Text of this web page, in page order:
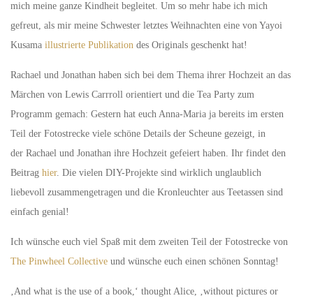
mich meine ganze Kindheit begleitet. Um so mehr habe ich mich
gefreut, als mir meine Schwester letztes Weihnachten eine von Yayoi
Kusama illustrierte Publikation des Originals geschenkt hat!
Rachael und Jonathan haben sich bei dem Thema ihrer Hochzeit an das
Märchen von Lewis Carrroll orientiert und die Tea Party zum
Programm gemach: Gestern hat euch Anna-Maria ja bereits im ersten
Teil der Fotostrecke viele schöne Details der Scheune gezeigt, in
der Rachael und Jonathan ihre Hochzeit gefeiert haben. Ihr findet den
Beitrag hier. Die vielen DIY-Projekte sind wirklich unglaublich
liebevoll zusammengetragen und die Kronleuchter aus Teetassen sind
einfach genial!
Ich wünsche euch viel Spaß mit dem zweiten Teil der Fotostrecke von
The Pinwheel Collective und wünsche euch einen schönen Sonntag!
‚And what is the use of a book,‘ thought Alice, ‚without pictures or